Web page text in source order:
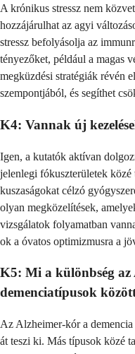
A krónikus stressz nem
hozzájárulhat az agyi
stressz befolyásolja az
tényezőket, például a magas
megküzdési stratégiák révén
szempontjából, és segíthet
K4: Vannak új
Igen, a kutatók aktívan
jelenlegi fókuszterületek
kuszaságokat célzó
olyan megközelítések,
vizsgálatok folyamatban
ok a óvatos optimizmusra a
K5: Mi a különbség az
demenciatípusok
Az Alzheimer-kór a
át teszi ki. Más típusok közé